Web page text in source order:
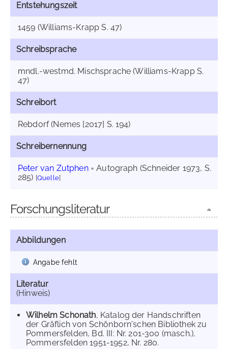
Entstehungszeit
1459 (Williams-Krapp S. 47)
Schreibsprache
mndl.-westmd. Mischsprache (Williams-Krapp S.
47)
Schreibort
Rebdorf (Nemes [2017] S. 194)
Schreibernennung
Peter van Zutphen= Autograph (Schneider 1973, S.
285) [Quelle]
Forschungsliteratur
Abbildungen
Angabe fehlt
Literatur
(Hinweis)
Wilhelm Schonath, Katalog der Handschriften
der Gräflich von Schönborn'schen Bibliothek zu
Pommersfelden, Bd. III: Nr. 201-300 (masch.),
Pommersfelden 1951-1952, Nr. 280.